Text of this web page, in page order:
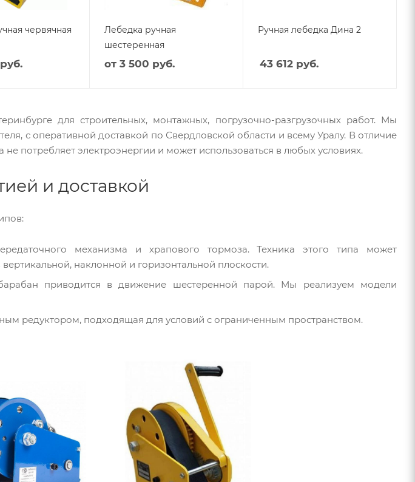
червячная
Лебедка ручная
шестеренная
от 3 500 руб.
Ручная лебедка Дина 2
43 612 руб.
для строительных, монтажных, погрузочно-разгрузочных работ. Мы
с оперативной доставкой по Свердловской области и всему Уралу. В отличие
не потребляет электроэнергии и может использоваться в любых условиях.
и доставкой
механизма и храпового тормоза. Техника этого типа может
наклонной и горизонтальной плоскости.
приводится в движение шестеренной парой. Мы реализуем модели
редуктором, подходящая для условий с ограниченным пространством.